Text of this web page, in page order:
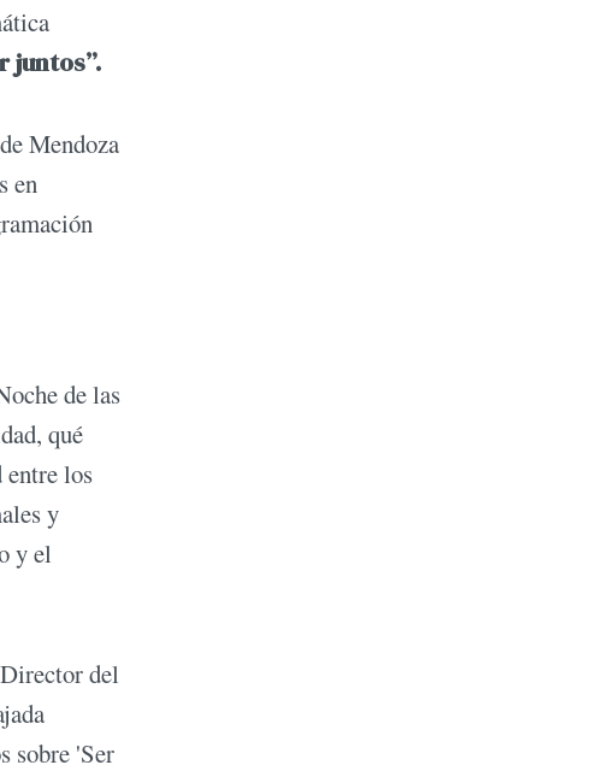
juntos”.
Mendoza
en
de las
qué
entre los
y
y el
del
sobre 'Ser